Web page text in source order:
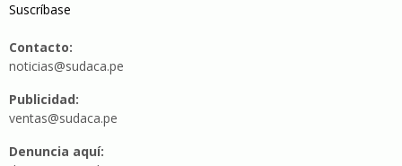
Suscríbase
Contacto:
noticias@sudaca.pe
Publicidad:
ventas@sudaca.pe
Denuncia aquí: